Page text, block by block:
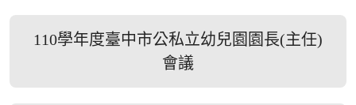
110學年度臺中市公私立幼兒園園長(主任)
會議